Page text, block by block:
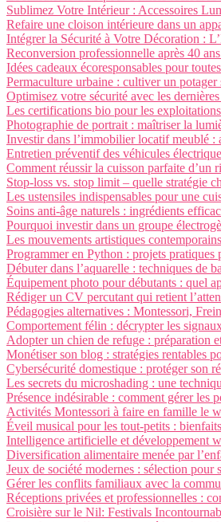
Sublimez Votre Intérieur : Accessoires
Refaire une cloison intérieure dans un
Intégrer la Sécurité à Votre Décoration :
Reconversion professionnelle après 40
Idées cadeaux écoresponsables pour
Permaculture urbaine : cultiver un potager
Optimisez votre sécurité avec les
Les certifications bio pour les
Photographie de portrait : maîtriser la
Investir dans l’immobilier locatif meublé :
Entretien préventif des véhicules
Comment réussir la cuisson parfaite d’un
Stop-loss vs. stop limit – quelle stratégie
Les ustensiles indispensables pour une
Soins anti-âge naturels : ingrédients
Pourquoi investir dans un groupe
Les mouvements artistiques
Programmer en Python : projets pratiques
Débuter dans l’aquarelle : techniques de
Équipement photo pour débutants : quel
Rédiger un CV percutant qui retient
Pédagogies alternatives : Montessori,
Comportement félin : décrypter les
Adopter un chien de refuge : préparation
Monétiser son blog : stratégies rentables
Cybersécurité domestique : protéger son
Les secrets du microshading : une
Présence indésirable : comment gérer les
Activités Montessori à faire en famille le
Éveil musical pour les tout-petits :
Intelligence artificielle et développement
Diversification alimentaire menée par
Jeux de société modernes : sélection pour
Gérer les conflits familiaux avec la
Réceptions privées et professionnelles :
Croisière sur le Nil: Festivals